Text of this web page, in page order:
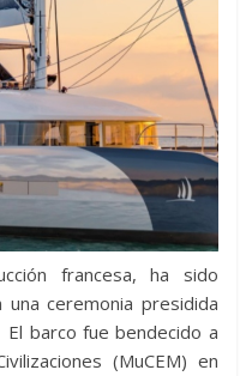
francesa, ha sido
ceremonia presidida
barco fue bendecido a
(MuCEM) en